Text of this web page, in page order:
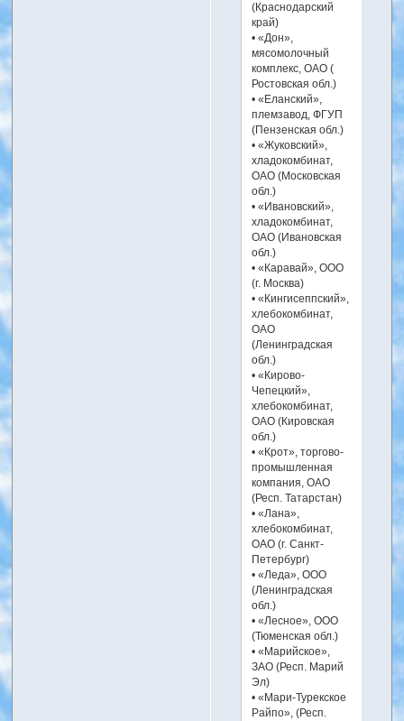
(Краснодарский
край)
• «Дон»,
мясомолочный
комплекс, ОАО (
Ростовская обл.)
• «Еланский»,
племзавод, ФГУП
(Пензенская обл.)
• «Жуковский»,
хладокомбинат,
ОАО (Московская
обл.)
• «Ивановский»,
хладокомбинат,
ОАО (Ивановская
обл.)
• «Каравай», ООО
(г. Москва)
• «Кингисеппский»,
хлебокомбинат,
ОАО
(Ленинградская
обл.)
• «Кирово-
Чепецкий»,
хлебокомбинат,
ОАО (Кировская
обл.)
• «Крот», торгово-
промышленная
компания, ОАО
(Респ. Татарстан)
• «Лана»,
хлебокомбинат,
ОАО (г. Санкт-
Петербург)
• «Леда», ООО
(Ленинградская
обл.)
• «Лесное», ООО
(Тюменская обл.)
• «Марийское»,
ЗАО (Респ. Марий
Эл)
• «Мари-Турекское
Райпо», (Респ.